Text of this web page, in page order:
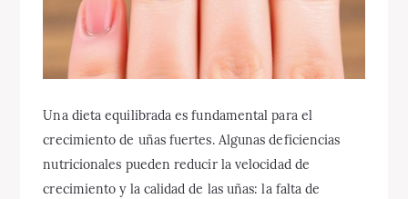
Una dieta equilibrada es fundamental para el
crecimiento de uñas fuertes. Algunas deficiencias
nutricionales pueden reducir la velocidad de
crecimiento y la calidad de las uñas: la falta de